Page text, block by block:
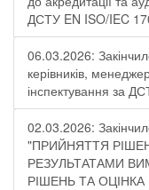
ДСТУ EN ISO/IEC
06.03.2026:
керівників,
інспектування за
02.03.2026:
"ПРИЙНЯТТЯ
РЕЗУЛЬТАТАМИ
РІШЕНЬ ТА